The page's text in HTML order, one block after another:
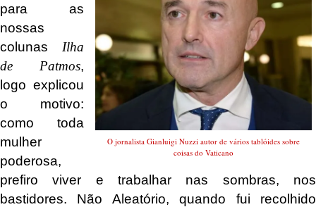
O jornalista Gianluigi Nuzzi autor de vários tablóides sobre
coisas do Vaticano
para as
nossas
colunas Ilha
de Patmos,
logo explicou
o motivo:
como toda
mulher
poderosa,
prefiro viver e trabalhar nas sombras, nos
bastidores. Não Aleatório, quando fui recolhido